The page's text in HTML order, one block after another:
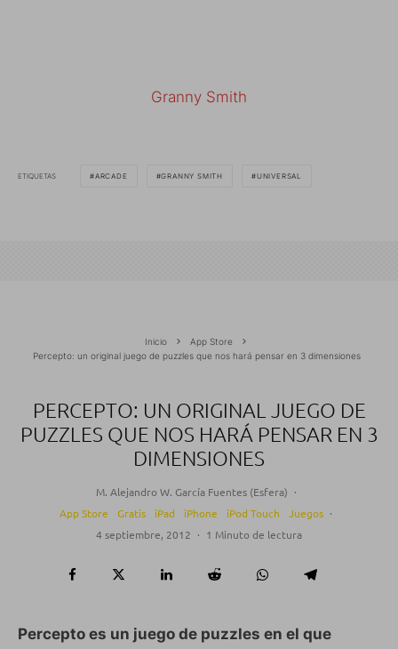
Granny Smith
ETIQUETAS ARCADE GRANNY SMITH UNIVERSAL
Inicio
App Store
Percepto: un original juego de puzzles que nos hará pensar en 3 dimensiones
PERCEPTO: UN ORIGINAL JUEGO DE
PUZZLES QUE NOS HARÁ PENSAR EN 3
DIMENSIONES
M. Alejandro W. García Fuentes (Esfera) ·
App Store
Gratis iPad iPhone iPod Touch Juegos ·
4 septiembre, 2012 · 1 Minuto de lectura
Percepto es un juego de puzzles en el que